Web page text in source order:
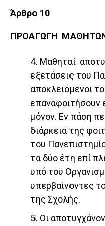
Άρθρο 10
ΠΡΟΑΓΩΓΗ
4. Μαθηταί
εξετάσεις του
αποκλειόμενοι
επαναφοιτήσουν
μόνον. Εν πάση
διάρκεια της
του
τα δύο έτη επί
υπό του
υπερβαίνοντες
της Σχολής.
5. Οι